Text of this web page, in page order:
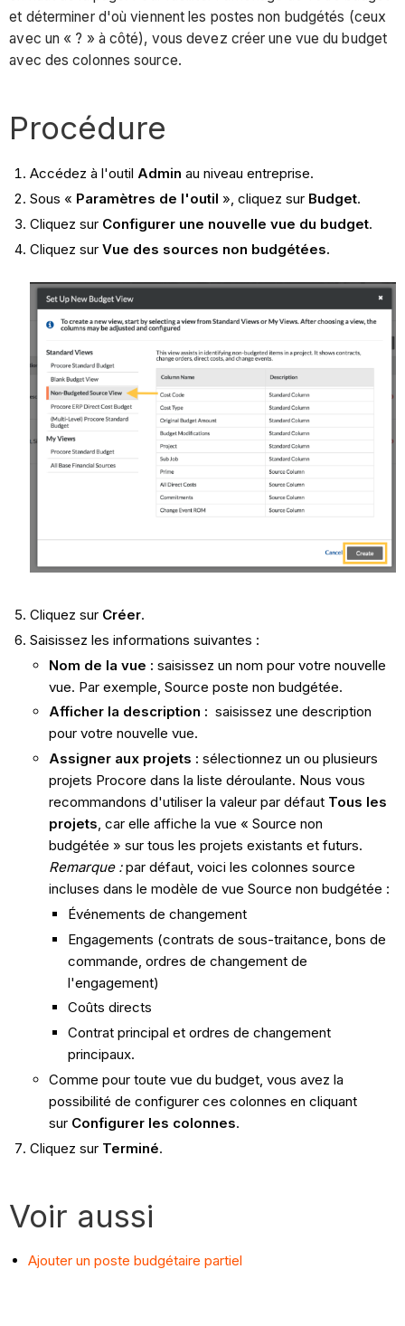
et déterminer d'où viennent les postes non budgétés (ceux
avec un « ? » à côté), vous devez créer une vue du budget
avec des colonnes source.
Procédure
Accédez à l'outil Admin au niveau entreprise.
Sous « Paramètres de l'outil », cliquez sur Budget.
Cliquez sur Configurer une nouvelle vue du budget.
Cliquez sur Vue des sources non budgétées.
Cliquez sur Créer.
Saisissez les informations suivantes :
Nom de la vue : saisissez un nom pour votre nouvelle
vue. Par exemple, Source poste non budgétée.
Afficher la description : saisissez une description
pour votre nouvelle vue.
Assigner aux projets : sélectionnez un ou plusieurs
projets Procore dans la liste déroulante. Nous vous
recommandons d'utiliser la valeur par défaut Tous les
projets, car elle affiche la vue « Source non
budgétée » sur tous les projets existants et futurs.
Remarque :par défaut, voici les colonnes source
incluses dans le modèle de vue Source non budgétée :
Événements de changement
Engagements (contrats de sous-traitance, bons de
commande, ordres de changement de
l'engagement)
Coûts directs
Contrat principal et ordres de changement
principaux.
Comme pour toute vue du budget, vous avez la
possibilité de configurer ces colonnes en cliquant
sur Configurer les colonnes.
Cliquez sur Terminé.
Voir aussi
Ajouter un poste budgétaire partiel